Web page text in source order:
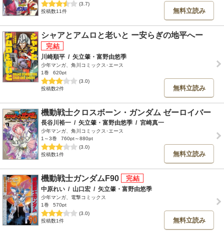
(3.7)
投稿数11件
無料立読み
シャアとアムロと老いと ー安らぎの地平へー
川崎順平 / 矢立肇・富野由悠季
少年マンガ、角川コミックス･エース
1巻
620pt
(3.0)
投稿数2件
無料立読み
機動戦士クロスボーン・ガンダム ゼーロイバー
長谷川裕一 / 矢立肇・富野由悠季 / 宮崎真一
少年マンガ、角川コミックス･エース
1～3巻
760pt～880pt
(3.0)
投稿数1件
無料立読み
機動戦士ガンダムF90
中原れい / 山口宏 / 矢立肇・富野由悠季
少年マンガ、電撃コミックス
1巻
570pt
(3.0)
投稿数1件
無料立読み